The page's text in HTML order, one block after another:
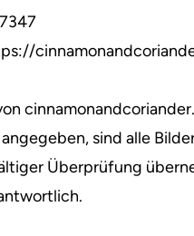
sind alle
Überprüfung